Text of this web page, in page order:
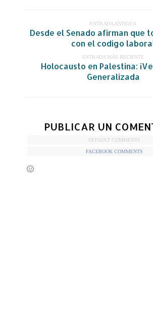
ENTRADA ANTIGUA
Desde el Senado afirman que
con el codigo
ENTRADA MÁS RECIENTE
Holocausto en Palestina:
Generalizada
PUBLICAR UN
DEFAULT COMMENTS
FACEBOOK COMMENTS